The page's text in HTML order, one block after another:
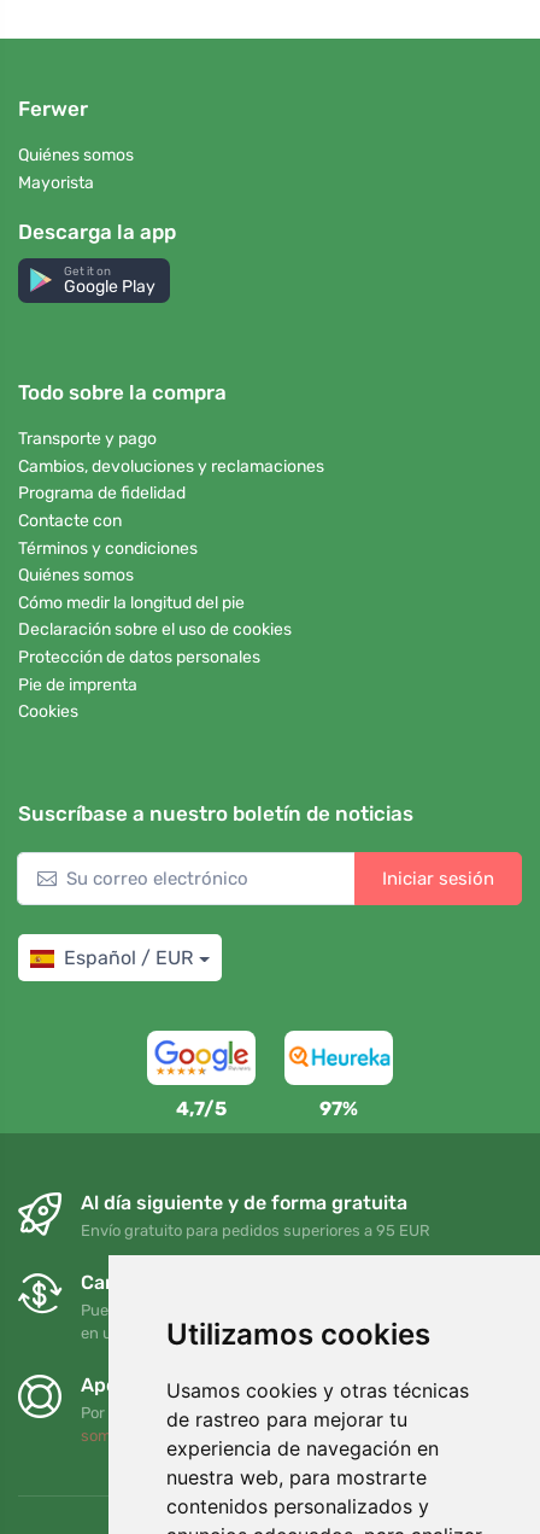
Utilizamos cookies
Usamos cookies y otras técnicas
de rastreo para mejorar tu
experiencia de navegación en
nuestra web, para mostrarte
contenidos personalizados y
Ferwer
Quiénes somos
Mayorista
Descarga la app
Get it on
Google Play
Todo sobre la compra
Transporte y pago
Cambios, devoluciones y reclamaciones
Programa de fidelidad
Contacte con
Términos y condiciones
Quiénes somos
Cómo medir la longitud del pie
Declaración sobre el uso de cookies
Protección de datos personales
Pie de imprenta
Cookies
Suscríbase a nuestro boletín de noticias
Iniciar sesión
Español / EUR
4,7/5 97%
Al día siguiente y de forma gratuita
Envío gratuito para pedidos superiores a 95 EUR
Cambios y devoluciones gratuitos
Puede devolver o cambiar su pedido en cualquier momento
en un plazo de 90 días
Apoyamos a Trees.org
Por cada pedido plantamos un árbol. Leer más
somos